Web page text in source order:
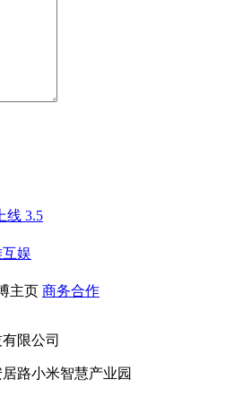
线 3.5
娱
主页 商务合作
限公司
路小米智慧产业园